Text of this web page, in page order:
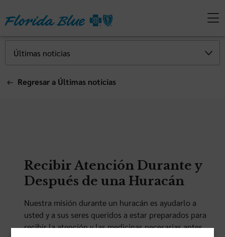
Regresar a Últimas noticias
Recibir Atención Durante y
Después de una Huracán
Nuestra misión durante un huracán es ayudarlo a
usted y a sus seres queridos a estar preparados para
recibir la atención y las medicinas necesarias antes,